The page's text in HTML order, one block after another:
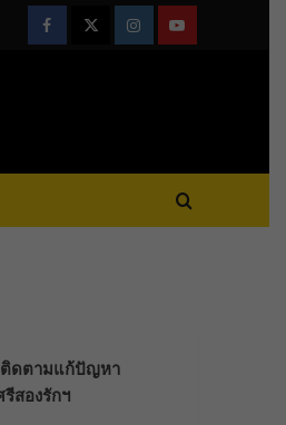
FacebookTwitterInstagramYoutube
ติดตามแก้ปัญหา
สองรักฯ